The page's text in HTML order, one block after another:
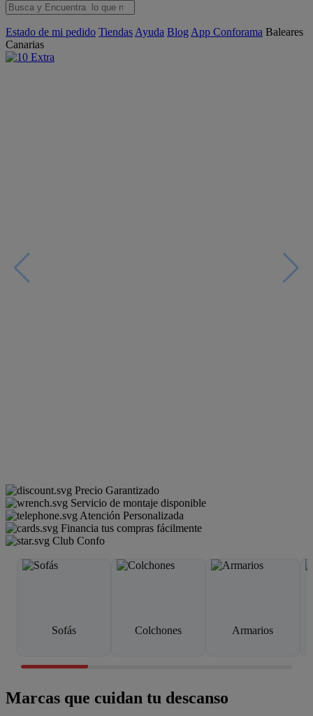
Estado de mi pedido Tiendas Ayuda Blog App Conforama Baleares
Canarias
Precio Garantizado
Servicio de montaje disponible
Atención Personalizada
Financia tus compras fácilmente
Club Confo
Sofás Colchones Armarios
Marcas que cuidan tu descanso